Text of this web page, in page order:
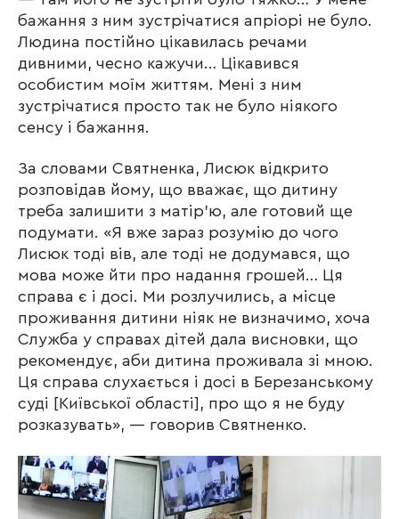
бажання з ним зустрічатися апріорі не було.
Людина постійно цікавилась речами
дивними, чесно кажучи… Цікавився
особистим моїм життям. Мені з ним
зустрічатися просто так не було ніякого
сенсу і бажання.
За словами Святненка, Лисюк відкрито
розповідав йому, що вважає, що дитину
треба залишити з матір’ю, але готовий ще
подумати. «Я вже зараз розумію до чого
Лисюк тоді вів, але тоді не додумався, що
мова може йти про надання грошей… Ця
справа є і досі. Ми розлучились, а місце
проживання дитини ніяк не визначимо, хоча
Служба у справах дітей дала висновки, що
рекомендує, аби дитина проживала зі мною.
Ця справа слухається і досі в Березанському
суді [Київської області], про що я не буду
розказувать», — говорив Святненко.